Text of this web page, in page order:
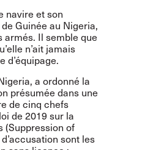
navire et son
Guinée au Nigeria,
armés. Il semble que
n’ait jamais
d’équipage.
a ordonné la
présumée dans une
de cinq chefs
de 2019 sur la
(Suppression of
sont les